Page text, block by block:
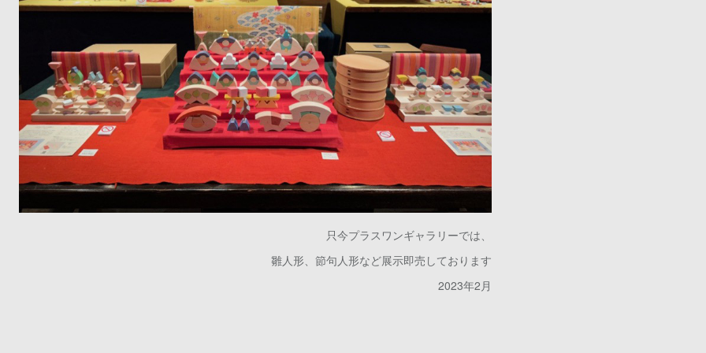
只今プラスワンギャラリーでは、
雛人形、節句人形など展示即売しております
2023年2月